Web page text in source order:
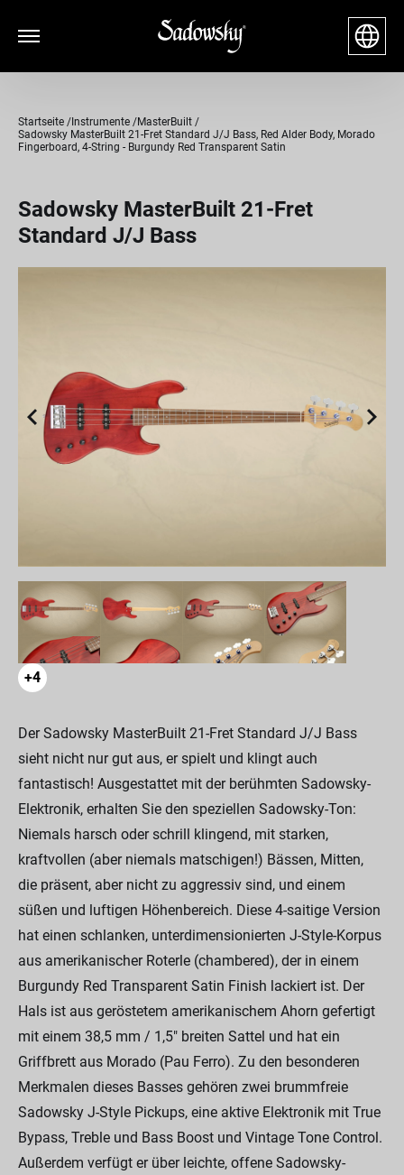
Startseite Instrumente
MasterBuilt
Sadowsky MasterBuilt 21-Fret Standard J/J Bass, Red Alder Body, Morado
Fingerboard, 4-String - Burgundy Red Transparent Satin
Sadowsky MasterBuilt 21-Fret
Standard J/J Bass
+4
Der Sadowsky MasterBuilt 21-Fret Standard J/J Bass
sieht nicht nur gut aus, er spielt und klingt auch
fantastisch! Ausgestattet mit der berühmten Sadowsky-
Elektronik, erhalten Sie den speziellen Sadowsky-Ton:
Niemals harsch oder schrill klingend, mit starken,
kraftvollen (aber niemals matschigen!) Bässen, Mitten,
die präsent, aber nicht zu aggressiv sind, und einem
süßen und luftigen Höhenbereich. Diese 4-saitige Version
hat einen schlanken, unterdimensionierten J-Style-Korpus
aus amerikanischer Roterle (chambered), der in einem
Burgundy Red Transparent Satin Finish lackiert ist. Der
Hals ist aus geröstetem amerikanischem Ahorn gefertigt
mit einem 38,5 mm / 1,5" breiten Sattel und hat ein
Griffbrett aus Morado (Pau Ferro). Zu den besonderen
Merkmalen dieses Basses gehören zwei brummfreie
Sadowsky J-Style Pickups, eine aktive Elektronik mit True
Bypass, Treble und Bass Boost und Vintage Tone Control.
Außerdem verfügt er über leichte, offene Sadowsky-